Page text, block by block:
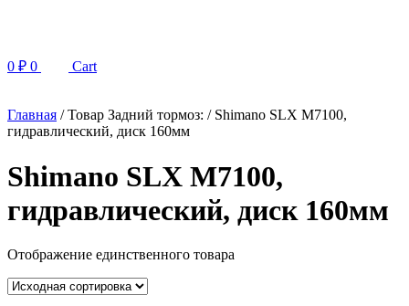
0 ₽ 0 Cart
Главная / Товар Задний тормоз: / Shimano SLX M7100,
гидравлический, диск 160мм
Shimano SLX M7100,
гидравлический, диск 160мм
Отображение единственного товара